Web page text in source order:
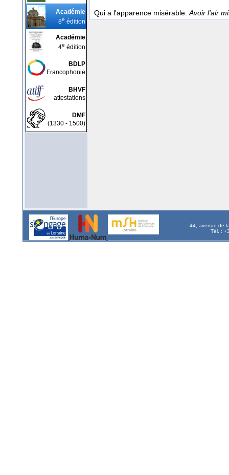
Académie
8e édition
Académie
4e édition
BDLP
Francophonie
BHVF
attestations
DMF
(1330 - 1500)
Qui a l'apparence misérable.Avoir l'air
44, avenue de
Tél. :